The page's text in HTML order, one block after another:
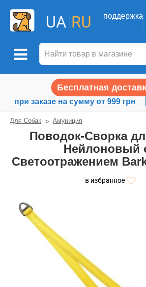
UA RU поддержка
Бесплатная
при заказе на сумму от 999 грн
Для Собак Амуниция
Поводок-Сворка
Нейлоновый
Светоотражением
в избранное